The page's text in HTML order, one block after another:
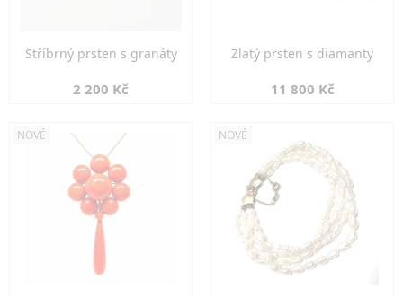
Stříbrný prsten s granáty
2 200 Kč
Zlatý prsten s diamanty
11 800 Kč
NOVÉ NOVÉ